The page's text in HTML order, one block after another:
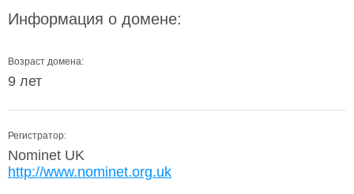
Информация о домене:
Возраст домена:
9 лет
Регистратор:
Nominet UK
http://www.nominet.org.uk